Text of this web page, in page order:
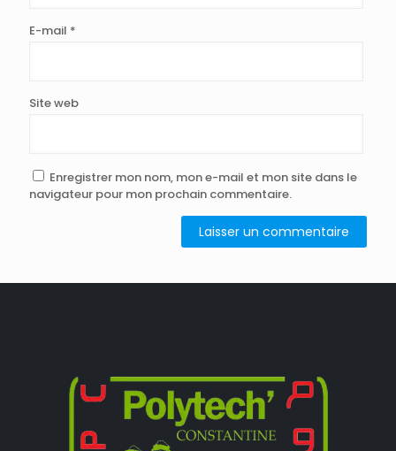
E-mail *
Site web
Enregistrer mon nom, mon e-mail et mon site dans le
navigateur pour mon prochain commentaire.